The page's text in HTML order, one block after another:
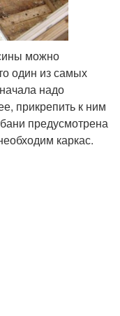
можно
один из самых
надо
прикрепить к ним
предусмотрена
каркас.